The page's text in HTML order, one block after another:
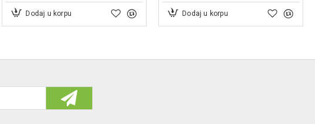
Dodaj u korpu Dodaj u korpu